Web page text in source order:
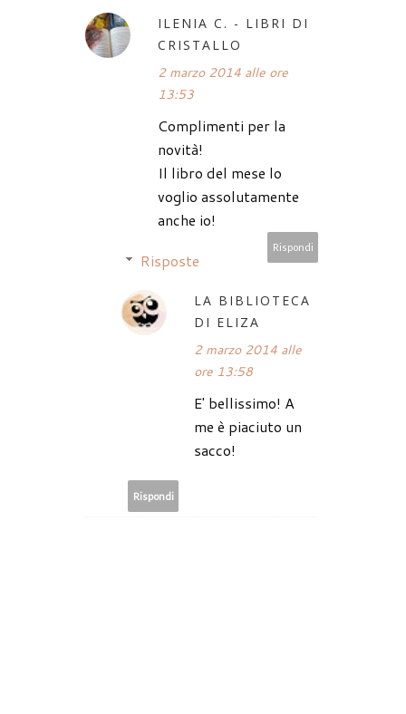
ILENIA C. - LIBRI DI
CRISTALLO
2 marzo 2014 alle ore
13:53
Complimenti per la
novità!
Il libro del mese lo
voglio assolutamente
anche io!
Rispondi
Risposte
LA BIBLIOTECA
DI ELIZA
2 marzo 2014 alle
ore 13:58
E' bellissimo! A
me è piaciuto un
sacco!
Rispondi